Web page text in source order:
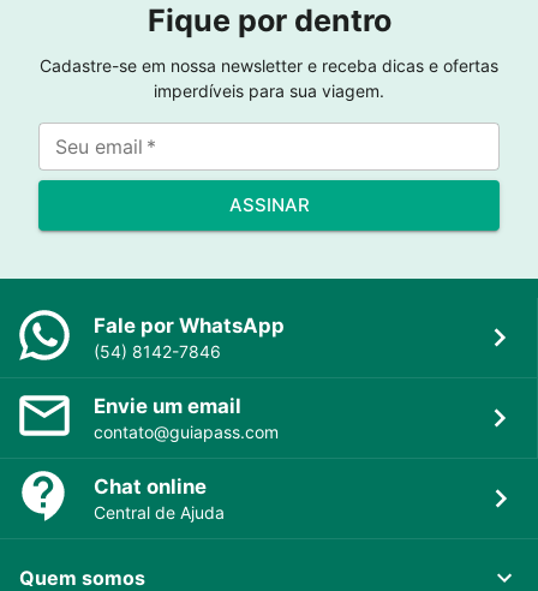
Fique por dentro
Cadastre-se em nossa newsletter e receba dicas e ofertas
imperdíveis para sua viagem.
Seu email *
ASSINAR
Fale por WhatsApp
(54) 8142-7846
Envie um email
contato@guiapass.com
Chat online
Central de Ajuda
Quem somos